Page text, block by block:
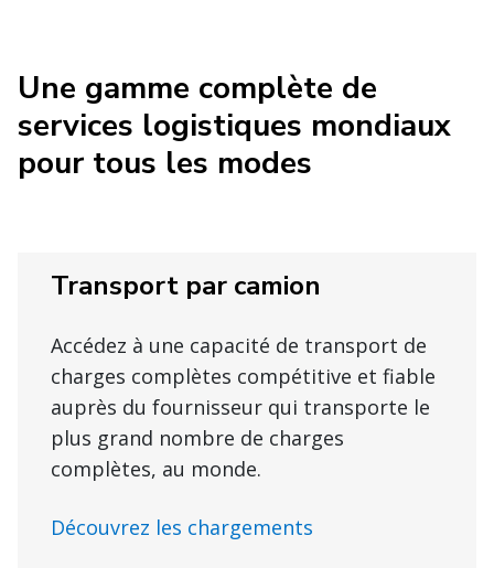
Une gamme complète de
services logistiques mondiaux
pour tous les modes
Transport par camion
Accédez à une capacité de transport de
charges complètes compétitive et fiable
auprès du fournisseur qui transporte le
plus grand nombre de charges
complètes, au monde.
Découvrez les chargements